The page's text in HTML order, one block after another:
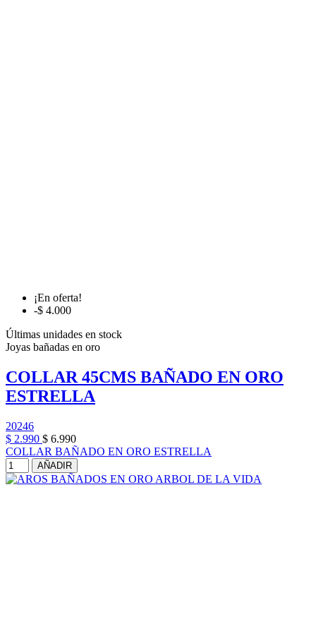
¡En oferta!
-$ 4.000
Últimas unidades en stock
Joyas bañadas en oro
COLLAR 45CMS BAÑADO EN ORO
ESTRELLA
20246
$ 2.990 $ 6.990
COLLAR BAÑADO EN ORO ESTRELLA
AÑADIR